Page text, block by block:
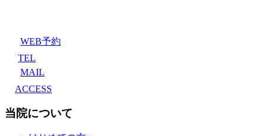
WEB予約
TEL
MAIL
ACCESS
当院について